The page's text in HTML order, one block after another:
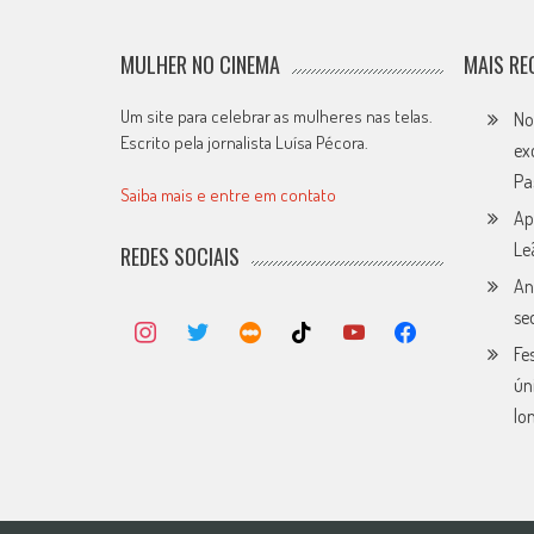
MULHER NO CINEMA
Um site para celebrar as mulheres nas telas.
Escrito pela jornalista Luísa Pécora.
Saiba mais e entre em contato
REDES SOCIAIS
MAIS